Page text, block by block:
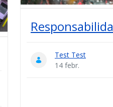
Test Test
14 febr.